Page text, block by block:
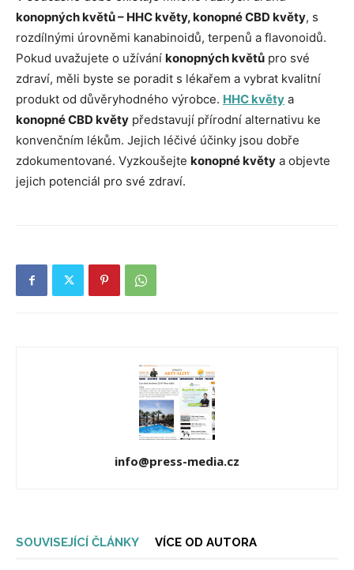
konopných květů – HHC květy, konopné CBD květy, s
rozdílnými úrovněmi kanabinoidů, terpenů a flavonoidů.
Pokud uvažujete o užívání konopných květů pro své
zdraví, měli byste se poradit s lékařem a vybrat kvalitní
produkt od důvěryhodného výrobce. HHC květy a
konopné CBD květy představují přírodní alternativu ke
konvenčním lékům. Jejich léčivé účinky jsou dobře
zdokumentované. Vyzkoušejte konopné květy a objevte
jejich potenciál pro své zdraví.
info@press-media.cz
SOUVISEJÍCÍ ČLÁNKY VÍCE OD AUTORA